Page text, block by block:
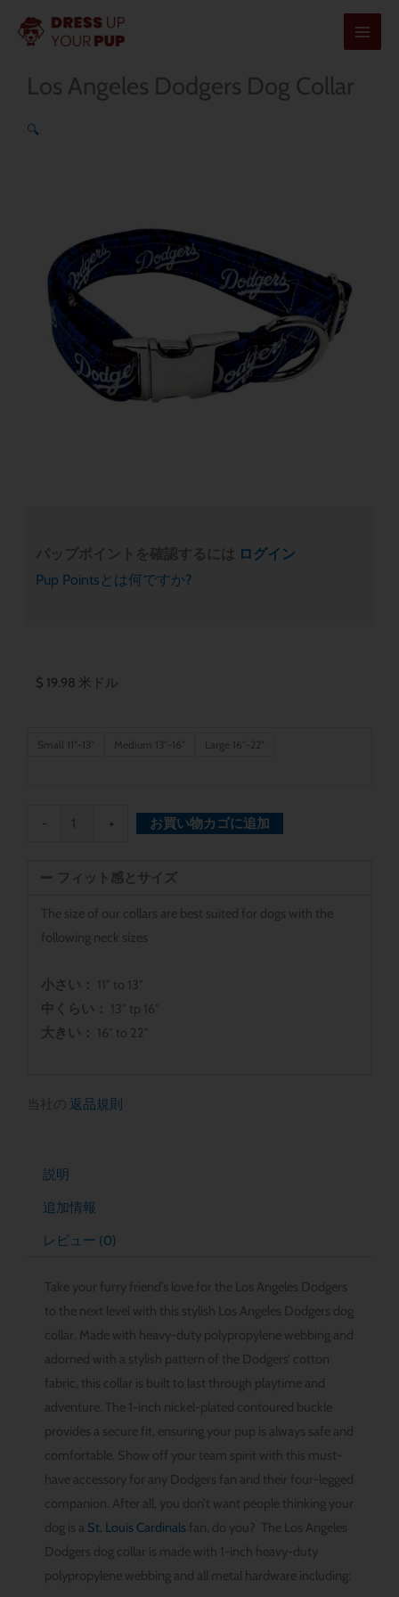
Los Angeles Dodgers Dog Collar
🔍
ログイン
Pup Pointsとは何ですか?
$ 19.98 米ドル
Small 11"-13" Medium 13"-16" Large 16"-22"
- + お買い物カゴに追加
フィット感とサイズ
The size of our collars are best suited for dogs with the
following neck sizes
小さい： 11″ to 13″
中くらい： 13″ tp 16″
大きい： 16″ to 22″
当社の 返品規則
説明
追加情報
レビュー (0)
Take your furry friend’s love for the Los Angeles Dodgers
to the next level with this stylish Los Angeles Dodgers dog
collar. Made with heavy-duty polypropylene webbing and
adorned with a stylish pattern of the Dodgers’ cotton
fabric, this collar is built to last through playtime and
adventure. The 1-inch nickel-plated contoured buckle
provides a secure fit, ensuring your pup is always safe and
comfortable. Show off your team spirit with this must-
have accessory for any Dodgers fan and their four-legged
companion. After all, you don’t want people thinking your
dog is a St. Louis Cardinals fan, do you? The Los Angeles
Dodgers dog collar is made with 1-inch heavy-duty
polypropylene webbing and all metal hardware including: